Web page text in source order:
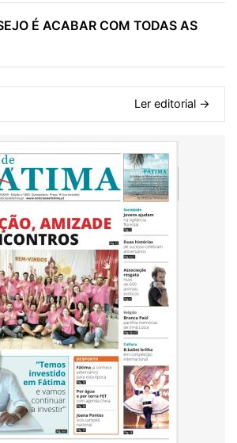
É ACABAR COM TODAS AS
Ler editorial →